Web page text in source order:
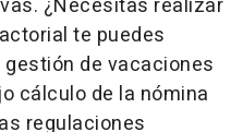
¿Necesitas realizar
te puedes
de vacaciones
cálculo de la nómina
regulaciones